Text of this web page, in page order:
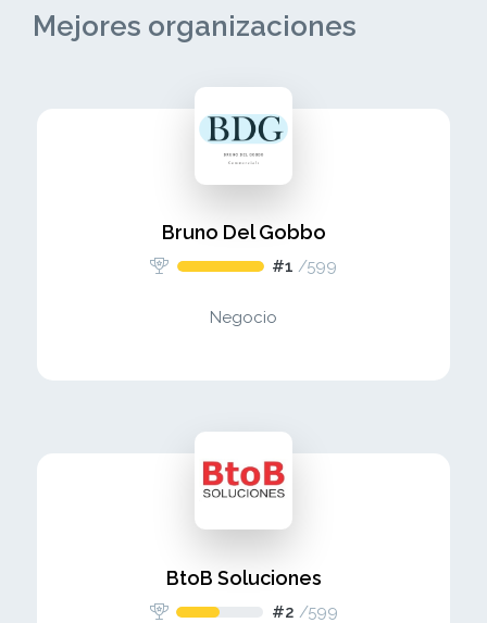
Mejores organizaciones
Bruno Del Gobbo
#1 /599
Negocio
BtoB Soluciones
#2 /599